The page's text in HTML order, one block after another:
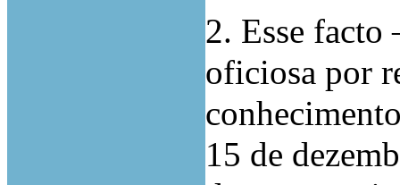
2. Esse
oficiosa por
15 de